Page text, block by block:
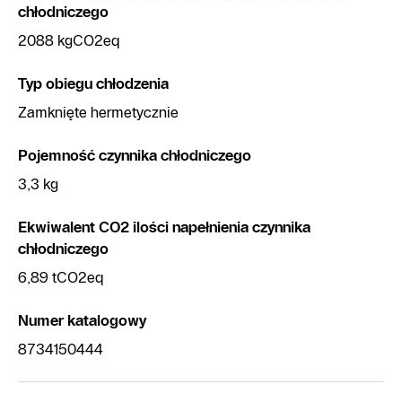
chłodniczego
2088 kgCO2eq
Typ obiegu chłodzenia
Zamknięte hermetycznie
Pojemność czynnika chłodniczego
3,3 kg
Ekwiwalent CO2 ilości napełnienia czynnika
chłodniczego
6,89 tCO2eq
Numer katalogowy
8734150444